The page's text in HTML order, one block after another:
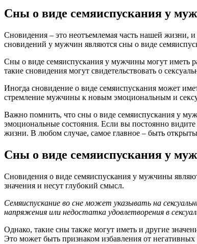
Сны о виде семяиспускания у
Сновидения – это неотъемлемая часть нашей
сновидений у мужчин являются сны о виде
Сны о виде семяиспускания у мужчины могут иметь
такие сновидения могут свидетельствовать о
Иногда сновидение о виде семяиспускания может
стремление мужчины к новым эмоциональным и
Важно помнить, что сны о виде семяиспускания у
эмоциональные состояния. Если вы постоянно видите
жизни. В любом случае, самое главное – быть
Сны о виде семяиспускания у
Сновидения о виде семяиспускания у мужчины
значения и несут глубокий смысл.
Семяиспускание во сне может указывать на
напряжения или недостатка удовлетворения в
Однако, такие сны также могут иметь и другие
Это может быть признаком избавления от